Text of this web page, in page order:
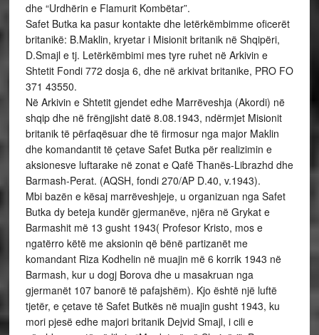
dhe “Urdhërin e Flamurit Kombëtar”.
Safet Butka ka pasur kontakte dhe letërkëmbimme oficerët
britanikë: B.Maklin, kryetar i Misionit britanik në Shqipëri,
D.Smajl e tj. Letërkëmbimi mes tyre ruhet në Arkivin e
Shtetit Fondi 772 dosja 6, dhe në arkivat britanike, PRO FO
371 43550.
Në Arkivin e Shtetit gjendet edhe Marrëveshja (Akordi) në
shqip dhe në frëngjisht datë 8.08.1943, ndërmjet Misionit
britanik të përfaqësuar dhe të firmosur nga major Maklin
dhe komandantit të çetave Safet Butka për realizimin e
aksionesve luftarake në zonat e Qafë Thanës-Librazhd dhe
Barmash-Perat. (AQSH, fondi 270/AP D.40, v.1943).
Mbi bazën e kësaj marrëveshjeje, u organizuan nga Safet
Butka dy beteja kundër gjermanëve, njëra në Grykat e
Barmashit më 13 gusht 1943( Profesor Kristo, mos e
ngatërro këtë me aksionin që bënë partizanët me
komandant Riza Kodhelin në muajin më 6 korrik 1943 në
Barmash, kur u dogj Borova dhe u masakruan nga
gjermanët 107 banorë të pafajshëm). Kjo është një luftë
tjetër, e çetave të Safet Butkës në muajin gusht 1943, ku
mori pjesë edhe majori britanik Dejvid Smajl, i cili e